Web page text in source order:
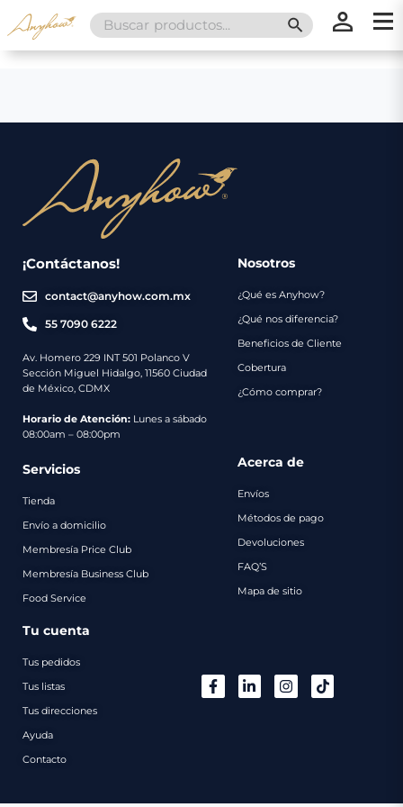
Search
for:
SEARCH
¡Contáctanos!
contact@anyhow.com.mx
55 7090 6222
Av. Homero 229 INT 501 Polanco V
Sección Miguel Hidalgo, 11560 Ciudad
de México, CDMX
Horario de Atención: Lunes a sábado
08:00am – 08:00pm
Nosotros
¿Qué es Anyhow?
¿Qué nos diferencia?
Beneficios de Cliente
Cobertura
¿Cómo comprar?
Servicios
Tienda
Envío a domicilio
Membresía Price Club
Membresía Business Club
Food Service
Acerca de
Envíos
Métodos de pago
Devoluciones
FAQ’S
Mapa de sitio
Tu cuenta
Tus pedidos
Tus listas
Tus direcciones
Ayuda
Contacto
Nosotros
Servicios
Envíos
Métodos
de
Catálogo
Regalos
Contacto